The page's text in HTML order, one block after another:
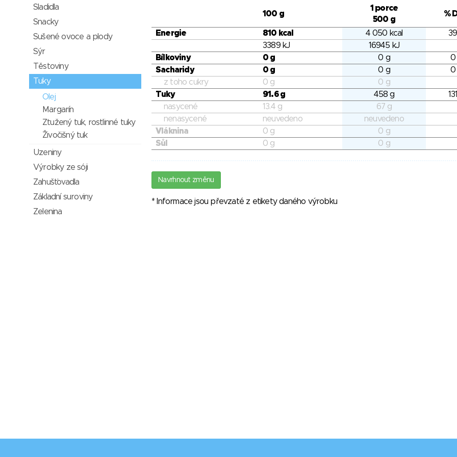
100 g
1 porce
500 g
%
Energie 810 kcal 4 050 kcal
3389 kJ
16945 kJ
Bílkoviny
0 g 0 g
0
Sacharidy
0 g 0 g
0
z toho cukry
0 g
0 g
Tuky
91.6 g 458 g
nasycené
13.4 g
67 g
nenasycené
neuvedeno
neuvedeno
Vláknina
0 g
0 g
Sůl
0 g 0 g
Navrhnout změnu
* Informace jsou převzaté z etikety daného výrobku
Sladidla
Snacky
Sušené ovoce a plody
Sýr
Těstoviny
Tuky
Olej
Margarín
Ztužený tuk, rostlinné tuky
Živočišný tuk
Uzeniny
Výrobky ze sóji
Zahušťovadla
Základní suroviny
Zelenina